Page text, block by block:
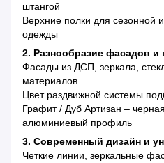
штангой
Верхние полки для сезонной
одежды
2. Разнообразие фасадов и
Фасады из ДСП, зеркала,
материалов
Цвет раздвижной системы
Графит / Дуб Артизан –
алюминиевый профиль
3. Современный дизайн и
Четкие линии, зеркальные